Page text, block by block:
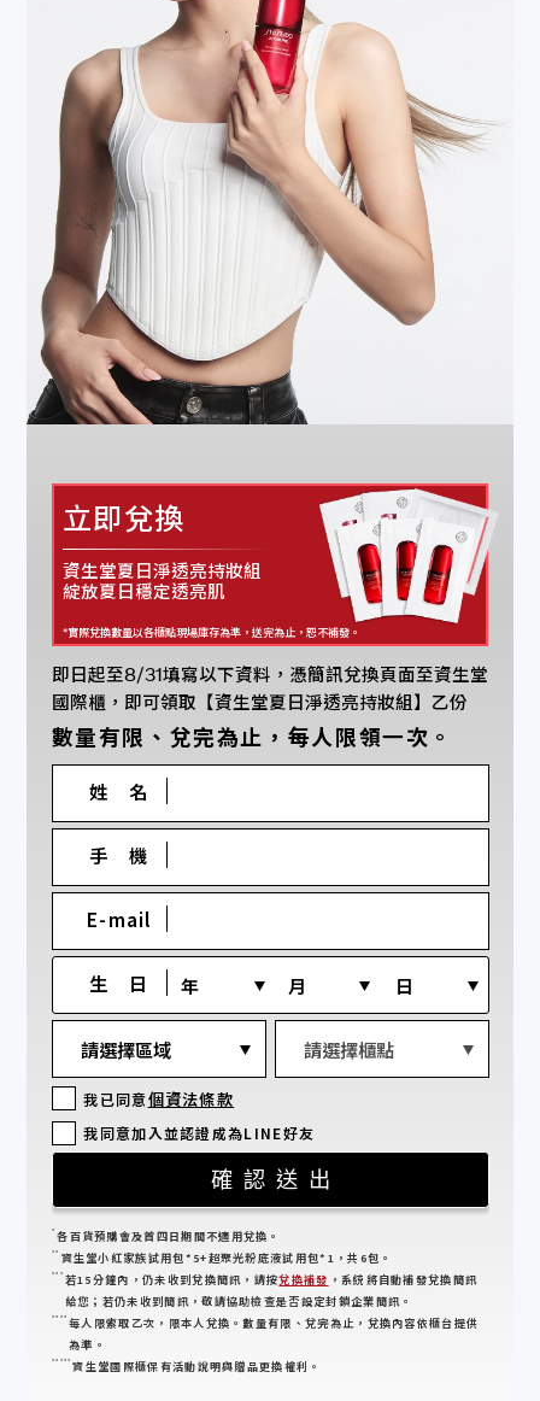
立即兌換
資生堂夏日淨透亮持妝組
綻放夏日穩定透亮肌
*實際兌換數量以各櫃點現場庫存為準，送完為止，恕不補發。
即日起至8/31填寫以下資料，憑簡訊兌換頁面至資生堂
國際櫃，即可領取【資生堂夏日淨透亮持妝組】乙份
數量有限、兌完為止，每人限領一次。